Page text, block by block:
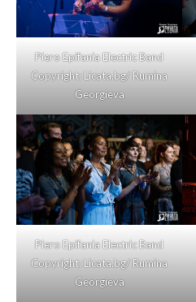
Piero Epifania Electric Band
Copyright: Licata.bg/ Rumina
Georgieva
Piero Epifania Electric Band
Copyright: Licata.bg/ Rumina
Georgieva